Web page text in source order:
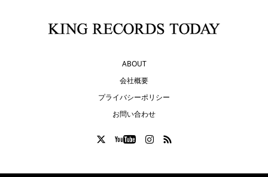
ABOUT
会社概要
プライバシーポリシー
お問い合わせ